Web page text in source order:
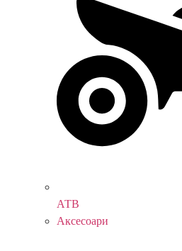
АТВ
Аксесоари